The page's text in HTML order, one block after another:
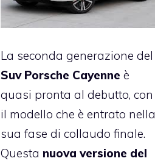
La seconda generazione del
Suv Porsche Cayenne è
quasi pronta al debutto, con
il modello che è entrato nella
sua fase di collaudo finale.
Questa nuova versione del